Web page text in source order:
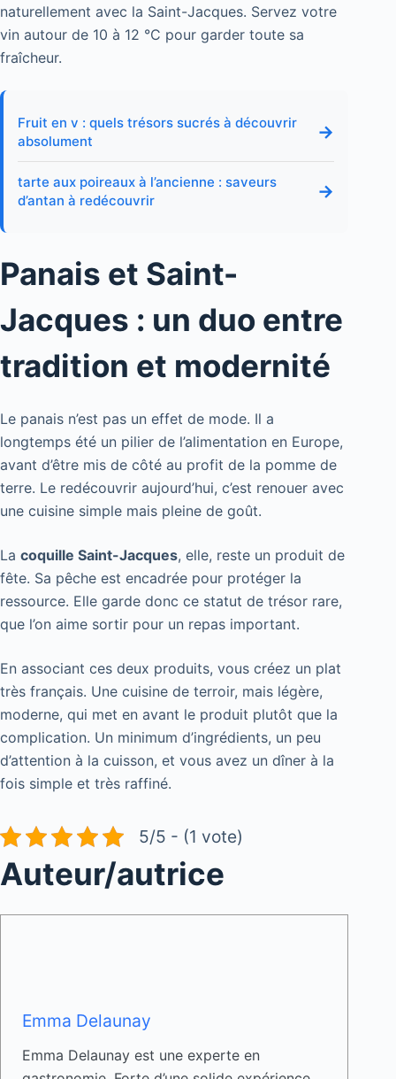
naturellement avec la Saint-Jacques. Servez votre
vin autour de 10 à 12 °C pour garder toute sa
fraîcheur.
Fruit en v : quels trésors sucrés à découvrir
absolument
→
tarte aux poireaux à l’ancienne : saveurs
d’antan à redécouvrir
→
Panais et Saint-
Jacques : un duo entre
tradition et modernité
Le panais n’est pas un effet de mode. Il a
longtemps été un pilier de l’alimentation en Europe,
avant d’être mis de côté au profit de la pomme de
terre. Le redécouvrir aujourd’hui, c’est renouer avec
une cuisine simple mais pleine de goût.
La coquille Saint-Jacques, elle, reste un produit de
fête. Sa pêche est encadrée pour protéger la
ressource. Elle garde donc ce statut de trésor rare,
que l’on aime sortir pour un repas important.
En associant ces deux produits, vous créez un plat
très français. Une cuisine de terroir, mais légère,
moderne, qui met en avant le produit plutôt que la
complication. Un minimum d’ingrédients, un peu
d’attention à la cuisson, et vous avez un dîner à la
fois simple et très raffiné.
5/5 - (1 vote)
Auteur/autrice
Emma Delaunay
Emma Delaunay est une experte en